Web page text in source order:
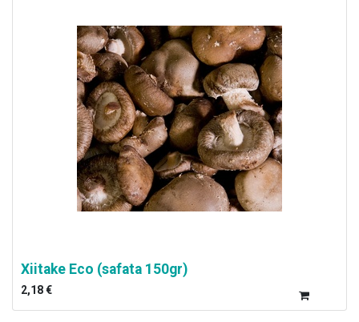
Xiitake Eco (safata 150gr)
2,18€